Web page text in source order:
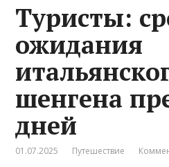
Туристы:
ожидания
шенгена
дней
01.07.2025 Путешествие